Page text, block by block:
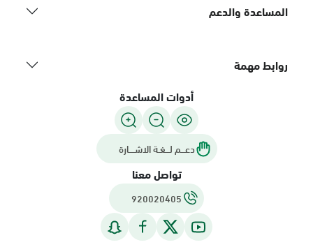
المساعدة والدعم
روابط مهمة
أدوات المساعدة
دعـــم لـــغـة الاشــــارة
تواصل معنا
920020405